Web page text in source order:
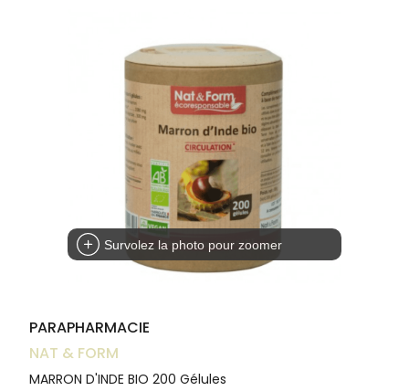
Corps
Homme
Solaire
Visage
INFORMATIONS
UTILES
PHARMACIES
DE GARDE
Survolez la photo pour zoomer
PARAPHARMACIE
NAT & FORM
MARRON D'INDE BIO 200 Gélules